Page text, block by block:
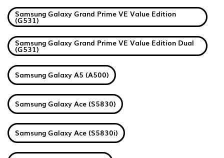
Samsung Galaxy Grand Prime VE Value Edition
(G531)
Samsung Galaxy Grand Prime VE Value Edition Dual
(G531)
Samsung Galaxy A5 (A500)
Samsung Galaxy Ace (S5830)
Samsung Galaxy Ace (S5830i)